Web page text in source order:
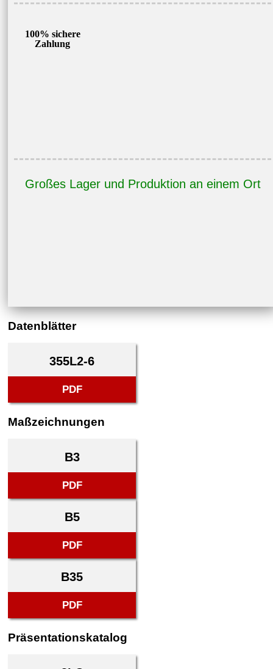
100% sichere
Zahlung
Großes Lager und Produktion an einem Ort
Datenblätter
355L2-6
PDF
Maßzeichnungen
B3
PDF
B5
PDF
B35
PDF
Präsentationskatalog